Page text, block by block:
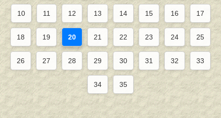
10 11 12 13 14 15 16 17
18 19 20 21 22 23 24 25
26 27 28 29 30 31 32 33
34 35